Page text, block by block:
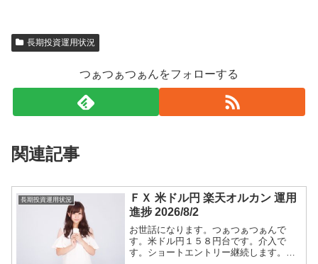
長期投資運用状況
つぁつぁつぁんをフォローする
関連記事
長期投資運用状況
ＦＸ 米ドル円 楽天オルカン 運用
進捗 2026/8/2
お世話になります。つぁつぁつぁんで
す。米ドル円１５８円台です。介入で
す。ショートエントリー継続します。米